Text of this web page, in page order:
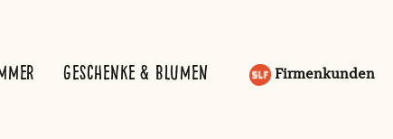
Geschenke & Blumen Firmenkunden